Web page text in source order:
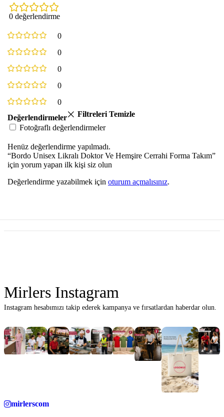
0 değerlendirme
0
0
0
0
0
Değerlendirmeler
Filtreleri Temizle
Fotoğraflı değerlendirmeler
Henüz değerlendirme yapılmadı.
“Bordo Unisex Likralı Doktor Ve Hemşire Cerrahi Forma Takım”
için yorum yapan ilk kişi siz olun
Değerlendirme yazabilmek için oturum açmalısınız.
Mirlers Instagram
Instagram hesabımızı takip ederek kampanya ve fırsatlardan haberdar olun.
mirlerscom